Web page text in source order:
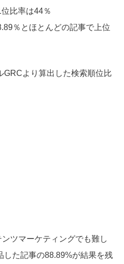
比率は44％
％とほとんどの記事で上位
より算出した検索順位比
ツマーケティングでも難し
した記事の88.89%が結果を残